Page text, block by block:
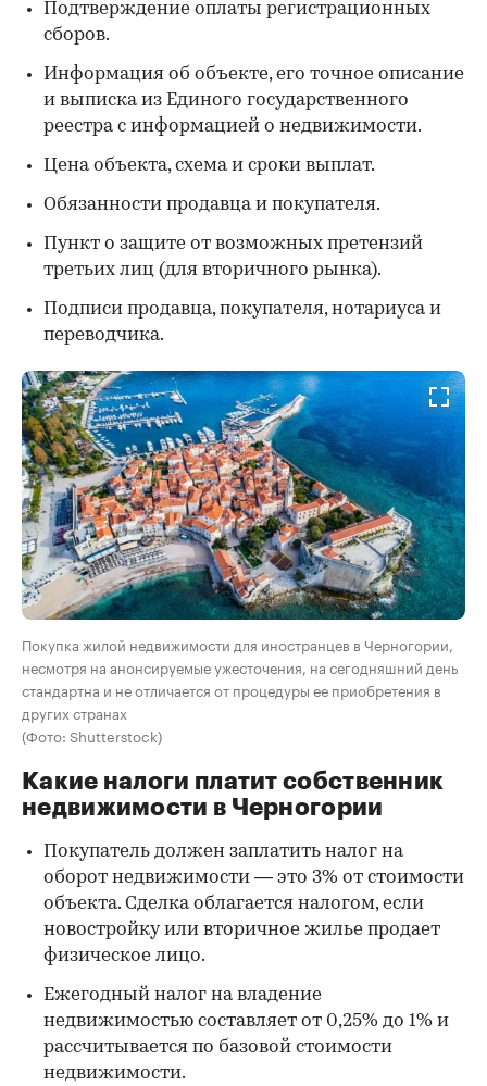
Подтверждение оплаты регистрационных
сборов.
Информация об объекте, его точное описание
и выписка из Единого государственного
реестра с информацией о недвижимости.
Цена объекта, схема и сроки выплат.
Обязанности продавца и покупателя.
Пункт о защите от возможных претензий
третьих лиц (для вторичного рынка).
Подписи продавца, покупателя, нотариуса и
переводчика.
Покупка жилой недвижимости для иностранцев в Черногории,
несмотря на анонсируемые ужесточения, на сегодняшний день
стандартна и не отличается от процедуры ее приобретения в
других странах
(Фото: Shutterstock)
Какие налоги платит собственник
недвижимости в Черногории
Покупатель должен заплатить налог на
оборот недвижимости — это 3% от стоимости
объекта. Сделка облагается налогом, если
новостройку или вторичное жилье продает
физическое лицо.
Ежегодный налог на владение
недвижимостью составляет от 0,25% до 1% и
рассчитывается по базовой стоимости
недвижимости.